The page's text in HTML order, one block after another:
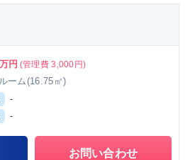
万円 (管理費 3,000円)
ーム(16.75㎡)
-
-
お問い合わせ